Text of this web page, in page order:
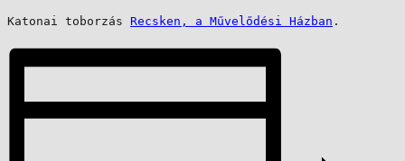
Katonai toborzás Recsken, a Művelődési Házban .